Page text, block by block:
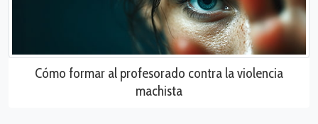
Cómo formar al profesorado contra la violencia
machista